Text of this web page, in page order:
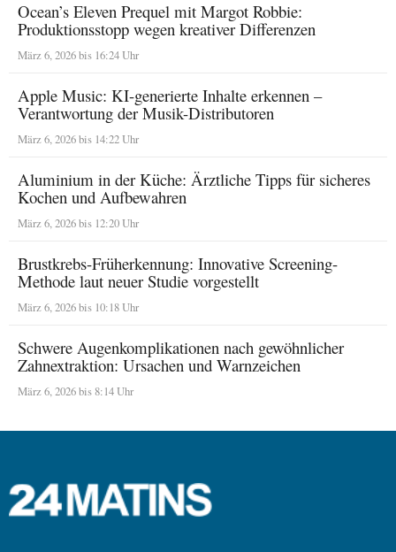
Ocean’s Eleven Prequel mit Margot Robbie:
Produktionsstopp wegen kreativer Differenzen
März 6, 2026 bis 16:24 Uhr
Apple Music: KI-generierte Inhalte erkennen –
Verantwortung der Musik-Distributoren
März 6, 2026 bis 14:22 Uhr
Aluminium in der Küche: Ärztliche Tipps für sicheres
Kochen und Aufbewahren
März 6, 2026 bis 12:20 Uhr
Brustkrebs-Früherkennung: Innovative Screening-
Methode laut neuer Studie vorgestellt
März 6, 2026 bis 10:18 Uhr
Schwere Augenkomplikationen nach gewöhnlicher
Zahnextraktion: Ursachen und Warnzeichen
März 6, 2026 bis 8:14 Uhr